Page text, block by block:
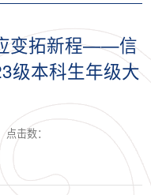
变拓新程——信
级本科生年级大
点击数：